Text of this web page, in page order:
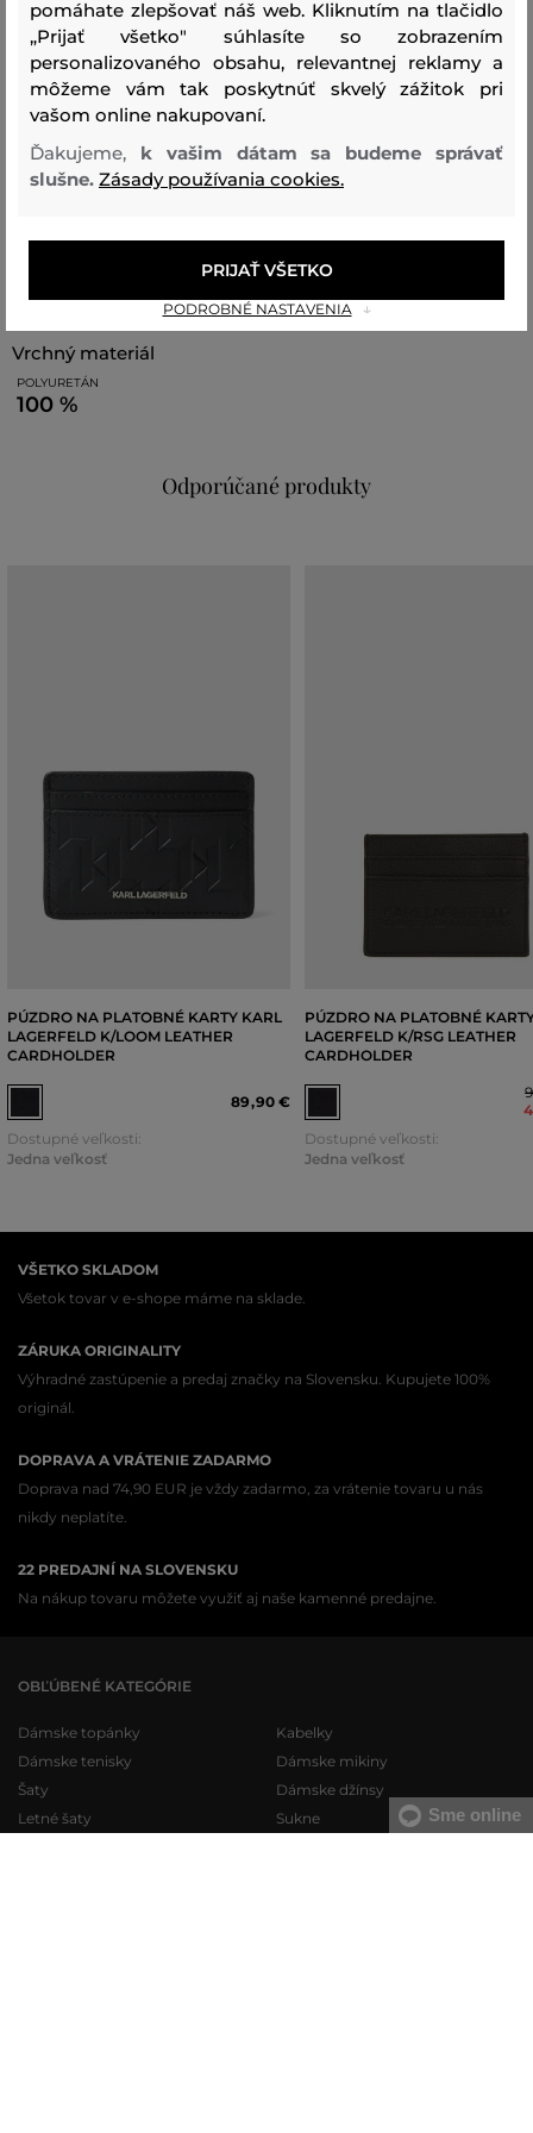
Rozmery: 18 x 10,5 x 3 cm
Sezóna: BAS Kód produktu: 14438193-BAS-AC-200-0
Zloženie
podšívka
50 %
POLYESTER
50 %
vrchný materiál
POLYURETÁN
100 %
Odporúčané produkty
PÚZDRO NA PLATOBNÉ KARTY KARL
LAGERFELD K/LOOM LEATHER
CARDHOLDER
89,90 €
Dostupné veľkosti:
Jedna veľkosť
PÚZDRO NA PLATOBNÉ
LAGERFELD K/RSG LEATHER
CARDHOLDER
Dostupné veľkosti:
Jedna veľkosť
VŠETKO SKLADOM
Všetok tovar v e-shope máme na sklade.
ZÁRUKA ORIGINALITY
Výhradné zastúpenie a predaj značky na Slovensku. Kupujete 100%
originál.
DOPRAVA A VRÁTENIE ZADARMO
Doprava nad 74,90 EUR je vždy zadarmo, za vrátenie tovaru u nás
nikdy neplatíte.
22 PREDAJNÍ NA SLOVENSKU
Na nákup tovaru môžete využiť aj naše kamenné predajne.
OBĽÚBENÉ KATEGÓRIE
Dámske topánky
Dámske tenisky
Šaty
Letné šaty
Kabelky
Dámske mikiny
Dámske džínsy
Sukne
Sme online
pomáhate zlepšovať náš web. Kliknutím na tlačidlo
„Prijať všetko" súhlasíte so zobrazením
personalizovaného obsahu, relevantnej reklamy a
môžeme vám tak poskytnúť skvelý zážitok pri
vašom online nakupovaní.
Ďakujeme, k vašim dátam sa budeme správať
slušne. Zásady používania cookies.
PODROBNÉ NASTAVENIA
PRIJAŤ VŠETKO